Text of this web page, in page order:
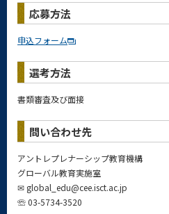
応募方法
申込フォーム
選考方法
書類審査及び面接
問い合わせ先
アントレプレナーシップ教育機構
グローバル教育実施室
✉ global_edu@cee.isct.ac.jp
☏ 03-5734-3520